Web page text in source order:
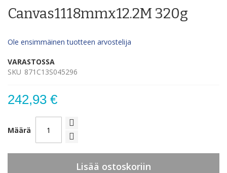
the
images
of
the
gallery
Canvas1118mmx12.2M 320g
Ole ensimmäinen tuotteen arvostelija
VARASTOSSA
SKU 871C13S045296
242,93 €
Määrä
Lisää ostoskoriin